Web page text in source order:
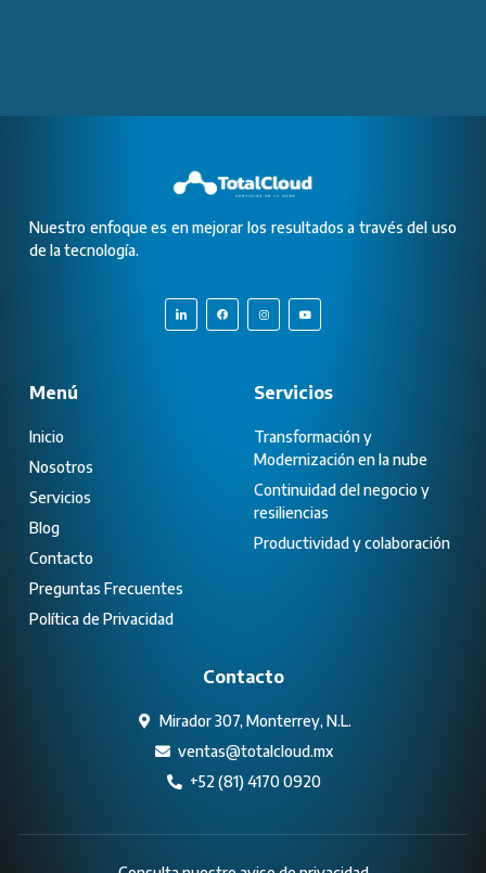
Nuestro enfoque es en mejorar los resultados a través del uso
de la tecnología.
Menú
Inicio
Nosotros
Servicios
Blog
Contacto
Preguntas Frecuentes
Política de Privacidad
Servicios
Transformación y
Modernización en la nube
Continuidad del negocio y
resiliencias
Productividad y colaboración
Contacto
Mirador 307, Monterrey, N.L.
ventas@totalcloud.mx
+52 (81) 4170 0920